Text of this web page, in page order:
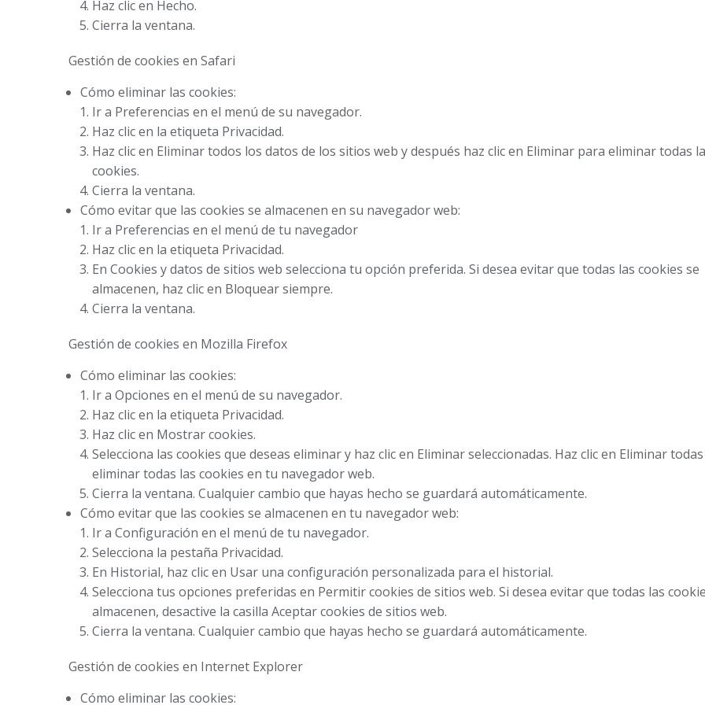
Haz clic en Hecho.
Cierra la ventana.
Gestión de cookies en Safari
Cómo eliminar las cookies:
Ir a Preferencias en el menú de su navegador.
Haz clic en la etiqueta Privacidad.
Haz clic en Eliminar todos los datos de los sitios web y después haz clic en Eliminar para eliminar todas
cookies.
Cierra la ventana.
Cómo evitar que las cookies se almacenen en su navegador web:
Ir a Preferencias en el menú de tu navegador
Haz clic en la etiqueta Privacidad.
En Cookies y datos de sitios web selecciona tu opción preferida. Si desea evitar que todas las cookies se
almacenen, haz clic en Bloquear siempre.
Cierra la ventana.
Gestión de cookies en Mozilla Firefox
Cómo eliminar las cookies:
Ir a Opciones en el menú de su navegador.
Haz clic en la etiqueta Privacidad.
Haz clic en Mostrar cookies.
Selecciona las cookies que deseas eliminar y haz clic en Eliminar seleccionadas. Haz clic en Eliminar
eliminar todas las cookies en tu navegador web.
Cierra la ventana. Cualquier cambio que hayas hecho se guardará automáticamente.
Cómo evitar que las cookies se almacenen en tu navegador web:
Ir a Configuración en el menú de tu navegador.
Selecciona la pestaña Privacidad.
En Historial, haz clic en Usar una configuración personalizada para el historial.
Selecciona tus opciones preferidas en Permitir cookies de sitios web. Si desea evitar que todas las
almacenen, desactive la casilla Aceptar cookies de sitios web.
Cierra la ventana. Cualquier cambio que hayas hecho se guardará automáticamente.
Gestión de cookies en Internet Explorer
Cómo eliminar las cookies: